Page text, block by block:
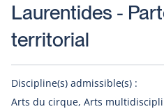
Laurentides -
territorial
Discipline(s) admissible(s) :
Arts du cirque, Arts